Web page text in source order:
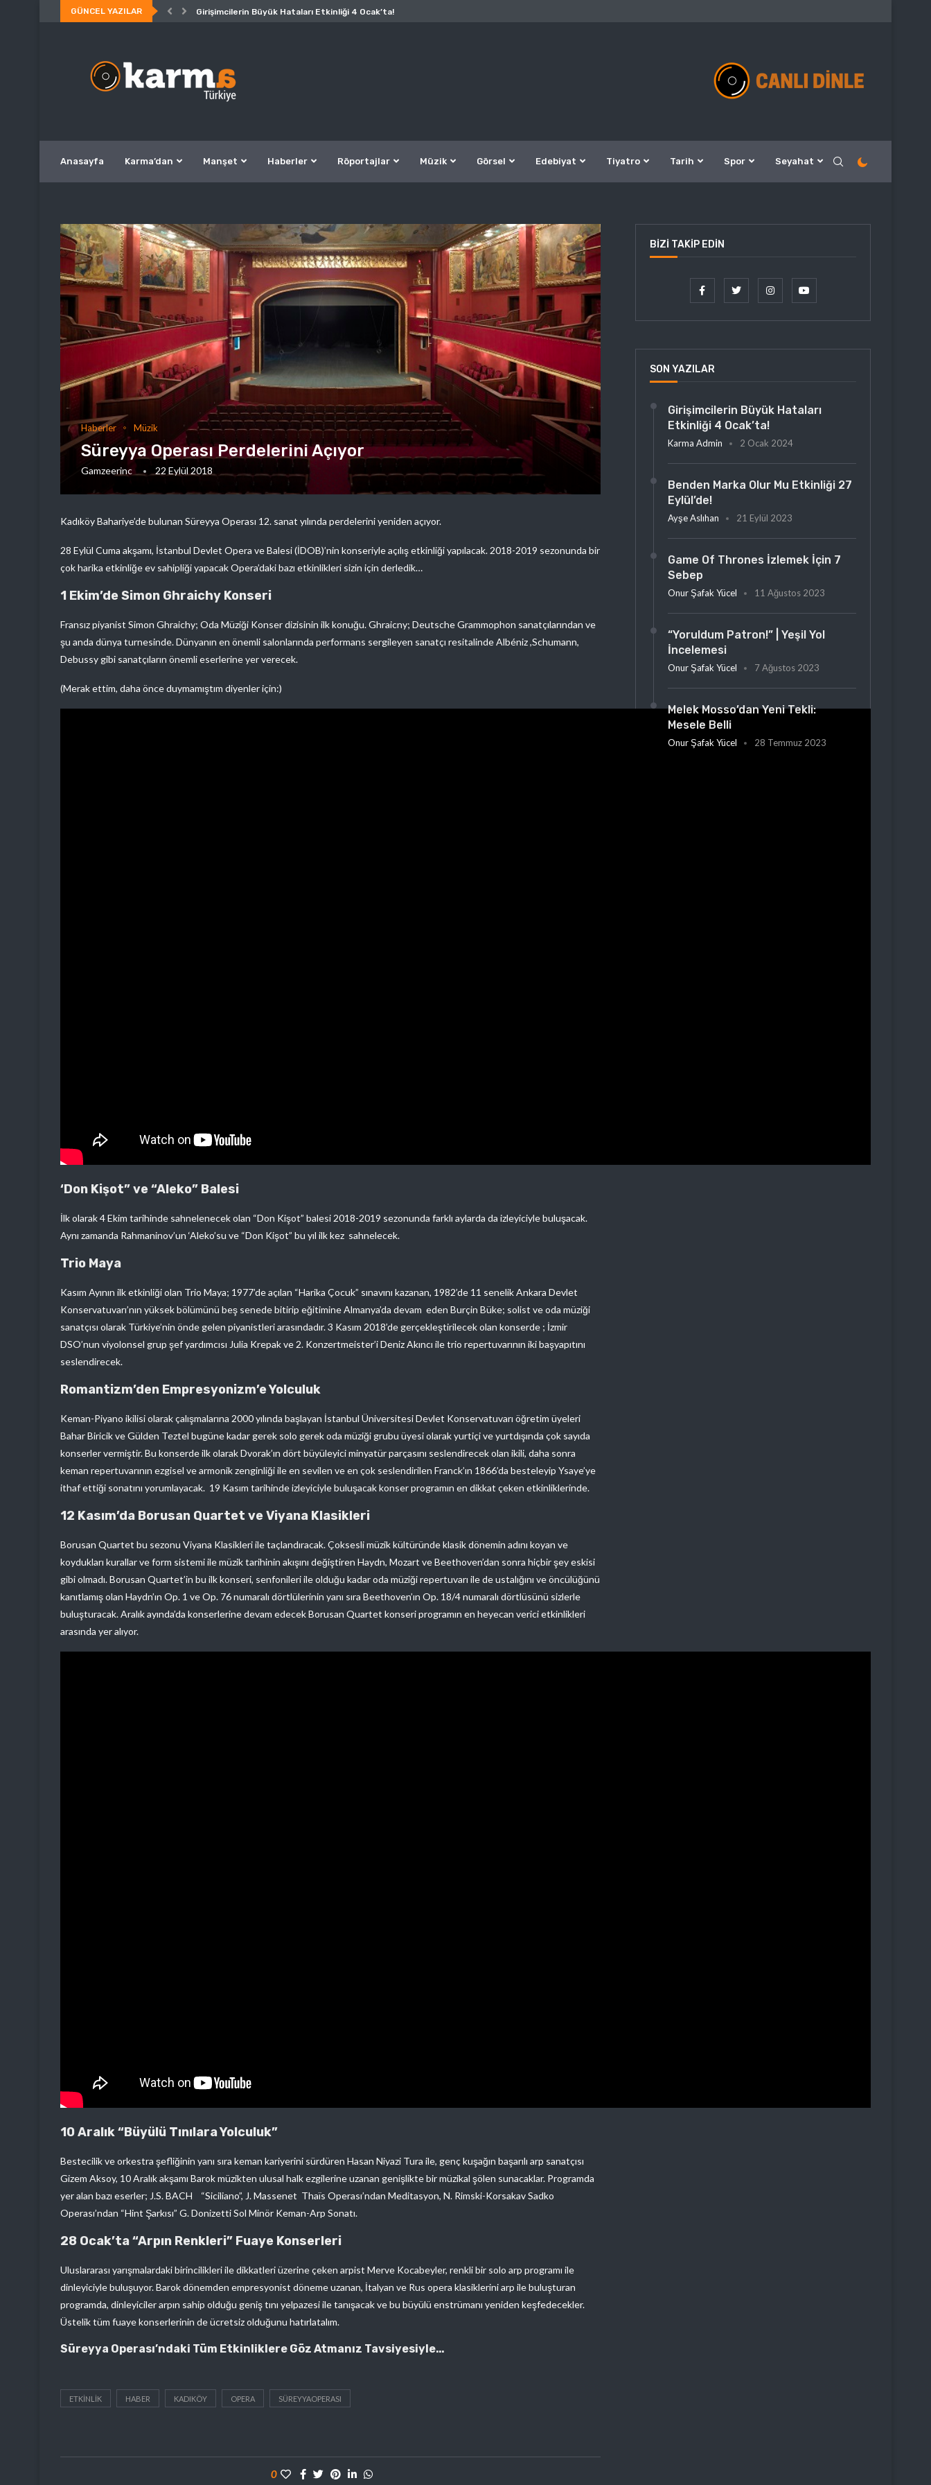
GÜNCEL YAZILAR Girişimcilerin Büyük Hataları Etkinliği 4 Ocak’ta!
Anasayfa Karma’dan Manşet Haberler Röportajlar Müzik Görsel Edebiyat Tiyatro Tarih Spor Seyahat
Haberler Müzik
Süreyya Operası Perdelerini Açıyor
Gamzeerinc 22 Eylül 2018
Kadıköy Bahariye’de bulunan Süreyya Operası 12. sanat yılında perdelerini yeniden açıyor.
28 Eylül Cuma akşamı, İstanbul Devlet Opera ve Balesi (İDOB)’nin konseriyle açılış etkinliği yapılacak. 2018-2019 sezonunda bir
çok harika etkinliğe ev sahipliği yapacak Opera’daki bazı etkinlikleri sizin için derledik…
1 Ekim’de Simon Ghraichy Konseri
Fransız piyanist Simon Ghraichy; Oda Müziği Konser dizisinin ilk konuğu. Ghraicny; Deutsche Grammophon sanatçılarından ve
şu anda dünya turnesinde. Dünyanın en önemli salonlarında performans sergileyen sanatçı resitalinde Albéniz ,Schumann,
Debussy gibi sanatçıların önemli eserlerine yer verecek.
(Merak ettim, daha önce duymamıştım diyenler için:)
‘Don Kişot” ve “Aleko” Balesi
İlk olarak 4 Ekim tarihinde sahnelenecek olan “Don Kişot” balesi 2018-2019 sezonunda farklı aylarda da izleyiciyle buluşacak.
Aynı zamanda Rahmaninov’un ‘Aleko’su ve “Don Kişot” bu yıl ilk kez sahnelecek.
Trio Maya
Kasım Ayının ilk etkinliği olan Trio Maya; 1977’de açılan “Harika Çocuk” sınavını kazanan, 1982’de 11 senelik Ankara Devlet
Konservatuvarı’nın yüksek bölümünü beş senede bitirip eğitimine Almanya’da devam eden Burçin Büke; solist ve oda müziği
sanatçısı olarak Türkiye’nin önde gelen piyanistleri arasındadır. 3 Kasım 2018’de gerçekleştirilecek olan konserde ; İzmir
DSO’nun viyolonsel grup şef yardımcısı Julia Krepak ve 2. Konzertmeister’i Deniz Akıncı ile trio repertuvarının iki başyapıtını
seslendirecek.
Romantizm’den Empresyonizm’e Yolculuk
Keman-Piyano ikilisi olarak çalışmalarına 2000 yılında başlayan İstanbul Üniversitesi Devlet Konservatuvarı öğretim üyeleri
Bahar Biricik ve Gülden Teztel bugüne kadar gerek solo gerek oda müziği grubu üyesi olarak yurtiçi ve yurtdışında çok sayıda
konserler vermiştir. Bu konserde ilk olarak Dvorak’ın dört büyüleyici minyatür parçasını seslendirecek olan ikili, daha sonra
keman repertuvarının ezgisel ve armonik zenginliği ile en sevilen ve en çok seslendirilen Franck’ın 1866’da besteleyip Ysaye’ye
ithaf ettiği sonatını yorumlayacak. 19 Kasım tarihinde izleyiciyle buluşacak konser programın en dikkat çeken etkinliklerinde.
12 Kasım’da Borusan Quartet ve Viyana Klasikleri
Borusan Quartet bu sezonu Viyana Klasikleri ile taçlandıracak. Çoksesli müzik kültüründe klasik dönemin adını koyan ve
koydukları kurallar ve form sistemi ile müzik tarihinin akışını değiştiren Haydn, Mozart ve Beethoven’dan sonra hiçbir şey eskisi
gibi olmadı. Borusan Quartet’in bu ilk konseri, senfonileri ile olduğu kadar oda müziği repertuvarı ile de ustalığını ve öncülüğünü
kanıtlamış olan Haydn’ın Op. 1 ve Op. 76 numaralı dörtlülerinin yanı sıra Beethoven’ın Op. 18/4 numaralı dörtlüsünü sizlerle
buluşturacak. Aralık ayında’da konserlerine devam edecek Borusan Quartet konseri programın en heyecan verici etkinlikleri
arasında yer alıyor.
10 Aralık “Büyülü Tınılara Yolculuk”
Bestecilik ve orkestra şefliğinin yanı sıra keman kariyerini sürdüren Hasan Niyazi Tura ile, genç kuşağın başarılı arp sanatçısı
Gizem Aksoy, 10 Aralık akşamı Barok müzikten ulusal halk ezgilerine uzanan genişlikte bir müzikal şölen sunacaklar. Programda
yer alan bazı eserler; J.S. BACH “Siciliano”, J. Massenet Thaïs Operası’ndan Meditasyon, N. Rimski-Korsakav Sadko
Operası’ndan “Hint Şarkısı” G. Donizetti Sol Minör Keman-Arp Sonatı.
28 Ocak’ta “Arpın Renkleri” Fuaye Konserleri
Uluslararası yarışmalardaki birincilikleri ile dikkatleri üzerine çeken arpist Merve Kocabeyler, renkli bir solo arp programı ile
dinleyiciyle buluşuyor. Barok dönemden empresyonist döneme uzanan, İtalyan ve Rus opera klasiklerini arp ile buluşturan
programda, dinleyiciler arpın sahip olduğu geniş tını yelpazesi ile tanışacak ve bu büyülü enstrümanı yeniden keşfedecekler.
Üstelik tüm fuaye konserlerinin de ücretsiz olduğunu hatırlatalım.
Süreyya Operası’ndaki Tüm Etkinliklere Göz Atmanız Tavsiyesiyle…
ETKINLIK HABER KADIKÖY OPERA SÜREYYAOPERASI
0
BIZI TAKIP EDIN
SON YAZILAR
Girişimcilerin Büyük Hataları
Etkinliği 4 Ocak’ta!
Karma Admin 2 Ocak 2024
Benden Marka Olur Mu Etkinliği 27
Eylül’de!
Ayşe Aslıhan 21 Eylül 2023
Game Of Thrones İzlemek İçin 7
Sebep
Onur Şafak Yücel 11 Ağustos 2023
“Yoruldum Patron!” | Yeşil Yol
İncelemesi
Onur Şafak Yücel 7 Ağustos 2023
Melek Mosso’dan Yeni Tekli:
Mesele Belli
Onur Şafak Yücel 28 Temmuz 2023